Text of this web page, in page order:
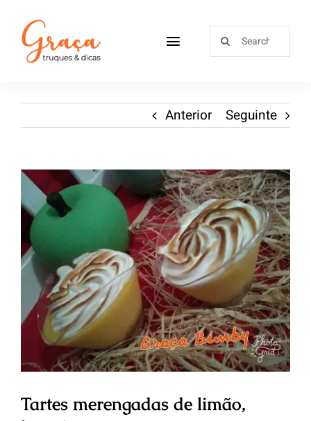
Receitas
Sobre
Loja
Blog
Contactos
Anterior Seguinte
Tartes merengadas de limão,